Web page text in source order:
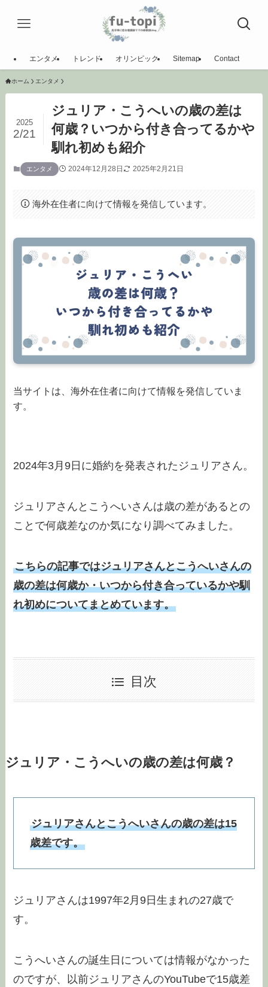
エンタメ トレンド オリンピック Sitemap Contact
ホーム エンタメ
ジュリア・こうへいの歳の差は
何歳？いつから付き合ってるかや
馴れ初めも紹介
2025
2/21
エンタメ 2024年12月28日 2025年2月21日
海外在住者に向けて情報を発信しています。
当サイトは、海外在住者に向けて情報を発信していま
す。
2024年3月9日に婚約を発表されたジュリアさん。
ジュリアさんとこうへいさんは歳の差があるとの
ことで何歳差なのか気になり調べてみました。
こちらの記事ではジュリアさんとこうへいさんの
歳の差は何歳か・いつから付き合っているかや馴
れ初めについてまとめています。
目次
ジュリア・こうへいの歳の差は何歳？
ジュリアさんとこうへいさんの歳の差は15
歳差です。
ジュリアさんは1997年2月9日生まれの27歳で
す。
こうへいさんの誕生日については情報がなかった
のですが、以前ジュリアさんのYouTubeで15歳差